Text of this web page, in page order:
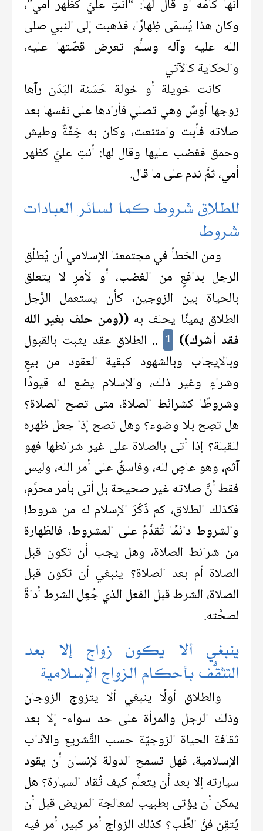
أنها كأمِّه أو قال لها: “أنتِ عليَّ كظهر أمي”،
وكان هذا يُسمّى ظِهارًا، فذهبت إلى النبي صلى
الله عليه وآله وسلَّم تعرض قصّتها عليه،
والحكاية كالآتي
كانت خويلة أو خولة حَسَنة البَدَن رآها
زوجها أوسٌ وهي تصلي فأرادها على نفسها بعد
صلاته فأبت وامتنعت، وكان به خِفّةٌ وطيش
وحمق فغضب عليها وقال لها: أنتِ عليَّ كظهر
أمي، ثمَّ ندم على ما قال.
للطلاق شروط كما لسائر العبادات
شروط
ومن الخطأ في مجتمعنا الإسلامي أن يُطلِّق
الرجل بدافعٍ من الغضب، أو لأمرٍ لا يتعلق
بالحياة بين الزوجين، كأن يستعمل الرَّجل
الطلاق يمينًا يحلف به ((ومن حلف بغير الله
فقد أشرك)) 1 .. الطلاق عقد يثبت بالقبول
وبالإيجاب وبالشهود كبقية العقود من بيعٍ
وشراءٍ وغير ذلك، والإسلام يضع له قيودًا
وشروطًا كشرائط الصلاة، متى تصح الصلاة؟
هل تصِح بلا وضوء؟ وهل تصح إذا جعل ظهره
للقبلة؟ إذا أتى بالصلاة على غير شرائطها فهو
آثم، وهو عاصٍ لله، وفاسقٌ على أمر الله، وليس
فقط أنَّ صلاته غير صحيحة بل أتى بأمر محرَّم،
فكذلك الطلاق، كم ذَكَرَ الإسلام له من شروط!
والشروط دائمًا تُقدَّمُ على المشروط، فالطّهارة
من شرائط الصلاة، وهل يجب أن تكون قبل
الصلاة أم بعد الصلاة؟ ينبغي أن تكون قبل
الصلاة، الشرط قبل الفعل الذي جُعِل الشرط أداةً
لصحَّته.
ينبغي ألا يكون زواج إلا بعد
التثقُّف بأحكام الزواج الإسلامية
والطلاق أولًا ينبغي ألا يتزوج الزوجان
وذلك الرجل والمرأة على حد سواء- إلا بعد
ثقافة الحياة الزوجيّة حسب التَّشريع والآداب
الإسلامية، فهل تسمح الدولة لإنسان أن يقود
سيارته إلا بعد أن يتعلَّم كيف تُقاد السيارة؟ هل
يمكن أن يؤتى بطبيب لمعالجة المريض قبل أن
يُتقِن فنَّ الطِّب؟ كذلك الزواج أمر كبير، أمر فيه